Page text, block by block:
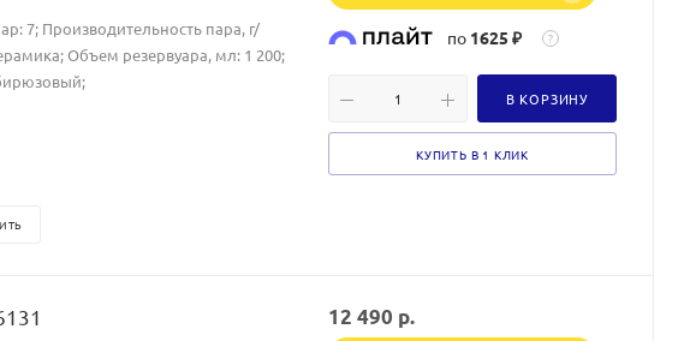
7; Производительность пара, г/
Объем резервуара, мл: 1 200;
по 1625 ₽ ?
В КОРЗИНУ
КУПИТЬ В 1 КЛИК
12 490 р.